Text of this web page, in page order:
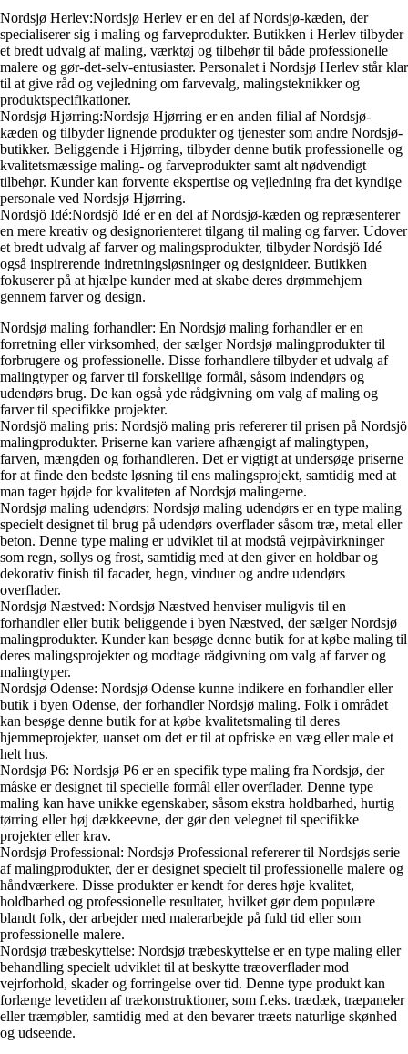
Nordsjø Herlev:Nordsjø Herlev er en del af Nordsjø-kæden, der
specialiserer sig i maling og farveprodukter. Butikken i Herlev tilbyder
et bredt udvalg af maling, værktøj og tilbehør til både professionelle
malere og gør-det-selv-entusiaster. Personalet i Nordsjø Herlev står klar
til at give råd og vejledning om farvevalg, malingsteknikker og
produktspecifikationer.
Nordsjø Hjørring:Nordsjø Hjørring er en anden filial af Nordsjø-
kæden og tilbyder lignende produkter og tjenester som andre Nordsjø-
butikker. Beliggende i Hjørring, tilbyder denne butik professionelle og
kvalitetsmæssige maling- og farveprodukter samt alt nødvendigt
tilbehør. Kunder kan forvente ekspertise og vejledning fra det kyndige
personale ved Nordsjø Hjørring.
Nordsjö Idé:Nordsjö Idé er en del af Nordsjø-kæden og repræsenterer
en mere kreativ og designorienteret tilgang til maling og farver. Udover
et bredt udvalg af farver og malingsprodukter, tilbyder Nordsjö Idé
også inspirerende indretningsløsninger og designideer. Butikken
fokuserer på at hjælpe kunder med at skabe deres drømmehjem
gennem farver og design.
Nordsjø maling forhandler: En Nordsjø maling forhandler er en
forretning eller virksomhed, der sælger Nordsjø malingprodukter til
forbrugere og professionelle. Disse forhandlere tilbyder et udvalg af
malingtyper og farver til forskellige formål, såsom indendørs og
udendørs brug. De kan også yde rådgivning om valg af maling og
farver til specifikke projekter.
Nordsjö maling pris: Nordsjö maling pris refererer til prisen på Nordsjö
malingprodukter. Priserne kan variere afhængigt af malingtypen,
farven, mængden og forhandleren. Det er vigtigt at undersøge priserne
for at finde den bedste løsning til ens malingsprojekt, samtidig med at
man tager højde for kvaliteten af Nordsjø malingerne.
Nordsjø maling udendørs: Nordsjø maling udendørs er en type maling
specielt designet til brug på udendørs overflader såsom træ, metal eller
beton. Denne type maling er udviklet til at modstå vejrpåvirkninger
som regn, sollys og frost, samtidig med at den giver en holdbar og
dekorativ finish til facader, hegn, vinduer og andre udendørs
overflader.
Nordsjø Næstved: Nordsjø Næstved henviser muligvis til en
forhandler eller butik beliggende i byen Næstved, der sælger Nordsjø
malingprodukter. Kunder kan besøge denne butik for at købe maling til
deres malingsprojekter og modtage rådgivning om valg af farver og
malingtyper.
Nordsjø Odense: Nordsjø Odense kunne indikere en forhandler eller
butik i byen Odense, der forhandler Nordsjø maling. Folk i området
kan besøge denne butik for at købe kvalitetsmaling til deres
hjemmeprojekter, uanset om det er til at opfriske en væg eller male et
helt hus.
Nordsjø P6: Nordsjø P6 er en specifik type maling fra Nordsjø, der
måske er designet til specielle formål eller overflader. Denne type
maling kan have unikke egenskaber, såsom ekstra holdbarhed, hurtig
tørring eller høj dækkeevne, der gør den velegnet til specifikke
projekter eller krav.
Nordsjø Professional: Nordsjø Professional refererer til Nordsjøs serie
af malingprodukter, der er designet specielt til professionelle malere og
håndværkere. Disse produkter er kendt for deres høje kvalitet,
holdbarhed og professionelle resultater, hvilket gør dem populære
blandt folk, der arbejder med malerarbejde på fuld tid eller som
professionelle malere.
Nordsjø træbeskyttelse: Nordsjø træbeskyttelse er en type maling eller
behandling specielt udviklet til at beskytte træoverflader mod
vejrforhold, skader og forringelse over tid. Denne type produkt kan
forlænge levetiden af trækonstruktioner, som f.eks. trædæk, træpaneler
eller træmøbler, samtidig med at den bevarer træets naturlige skønhed
og udseende.